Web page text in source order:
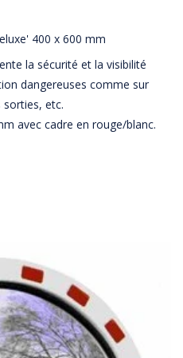
400 x 600 mm
la sécurité et la visibilité
dangereuses comme sur
sorties, etc.
avec cadre en rouge/blanc.